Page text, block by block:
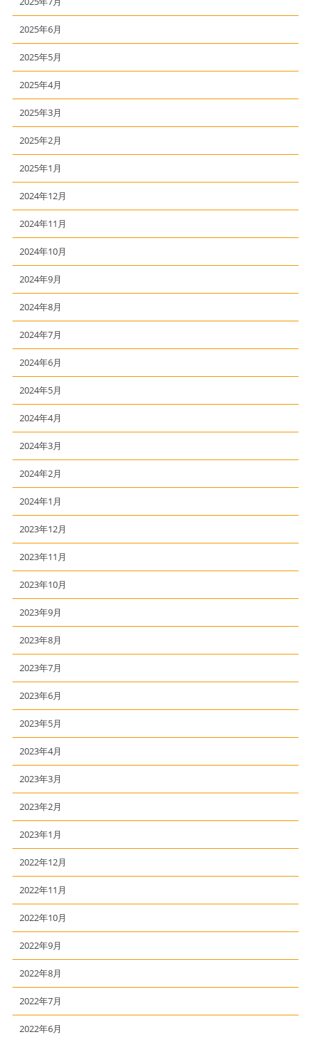
2025年6月
2025年5月
2025年4月
2025年3月
2025年2月
2025年1月
2024年12月
2024年11月
2024年10月
2024年9月
2024年8月
2024年7月
2024年6月
2024年5月
2024年4月
2024年3月
2024年2月
2024年1月
2023年12月
2023年11月
2023年10月
2023年9月
2023年8月
2023年7月
2023年6月
2023年5月
2023年4月
2023年3月
2023年2月
2023年1月
2022年12月
2022年11月
2022年10月
2022年9月
2022年8月
2022年7月
2022年6月